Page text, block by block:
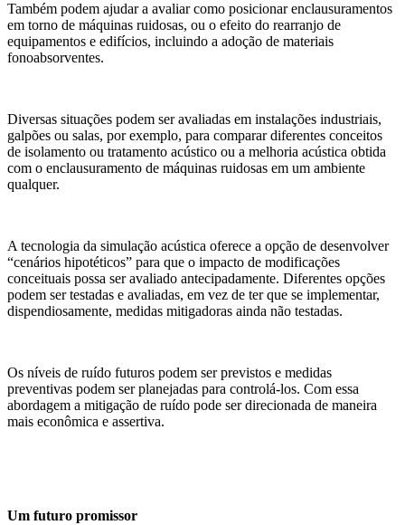
Também podem ajudar a avaliar como posicionar enclausuramentos
em torno de máquinas ruidosas, ou o efeito do rearranjo de
equipamentos e edifícios, incluindo a adoção de materiais
fonoabsorventes.
Diversas situações podem ser avaliadas em instalações industriais,
galpões ou salas, por exemplo, para comparar diferentes conceitos
de isolamento ou tratamento acústico ou a melhoria acústica obtida
com o enclausuramento de máquinas ruidosas em um ambiente
qualquer.
A tecnologia da simulação acústica oferece a opção de desenvolver
“cenários hipotéticos” para que o impacto de modificações
conceituais possa ser avaliado antecipadamente. Diferentes opções
podem ser testadas e avaliadas, em vez de ter que se implementar,
dispendiosamente, medidas mitigadoras ainda não testadas.
Os níveis de ruído futuros podem ser previstos e medidas
preventivas podem ser planejadas para controlá-los. Com essa
abordagem a mitigação de ruído pode ser direcionada de maneira
mais econômica e assertiva.
Um futuro promissor